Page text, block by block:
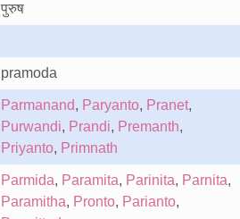
पुरुष
pramoda
Parmanand, Paryanto, Pranet,
Purwandi, Prandi, Premanth,
Priyanto, Primnath
Parmida, Paramita, Parinita, Parnita,
Paramitha, Pronto, Parianto,